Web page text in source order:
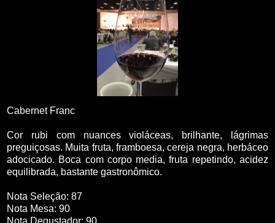
Cabernet Franc
Cor rubi com nuances violáceas, brilhante, lágrimas
preguiçosas. Muita fruta, framboesa, cereja negra, herbáceo
adocicado. Boca com corpo media, fruta repetindo, acidez
equilibrada, bastante gastronômico.
Nota Seleção: 87
Nota Mesa: 90